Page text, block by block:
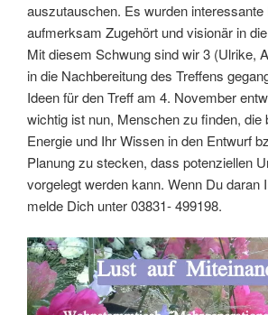
auszutauschen. Es wurden interessante
aufmerksam Zugehört und visionär in
Mit diesem Schwung sind wir 3 (Ulrike,
in die Nachbereitung des Treffens
Ideen für den Treff am 4. November
wichtig ist nun, Menschen zu finden, die
Energie und Ihr Wissen in den Entwurf
Planung zu stecken, dass potenziellen
vorgelegt werden kann. Wenn Du daran
melde Dich unter 03831- 499198.